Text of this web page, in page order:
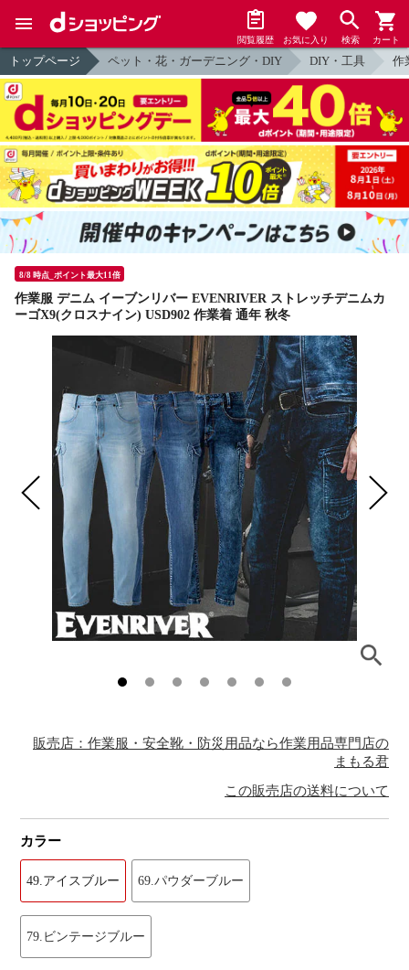
閲覧履歴 お気に入り 検索 カート
トップページ ペット・花・ガーデニング・DIY DIY・工具 作
8/8 時点_ポイント最大11倍
作業服 デニム イーブンリバー EVENRIVER ストレッチデニムカ
ーゴX9(クロスナイン) USD902 作業着 通年 秋冬
販売店：作業服・安全靴・防災用品なら作業用品専門店の
まもる君
この販売店の送料について
カラー
49.アイスブルー 69.パウダーブルー
79.ビンテージブルー